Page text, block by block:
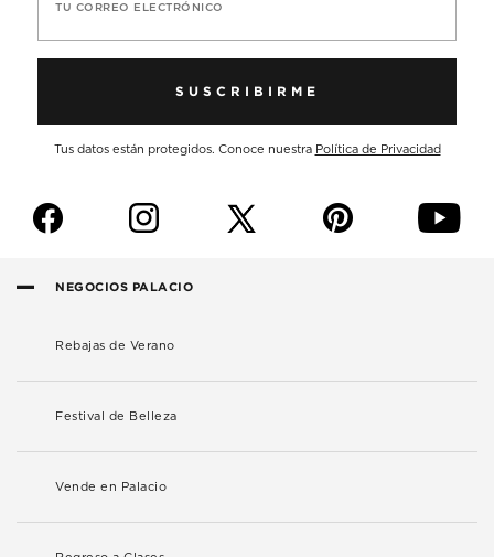
TU CORREO ELECTRÓNICO
SUSCRIBIRME
Tus datos están protegidos. Conoce nuestra Política de Privacidad
f i p y
NEGOCIOS PALACIO
Rebajas de Verano
Festival de Belleza
Vende en Palacio